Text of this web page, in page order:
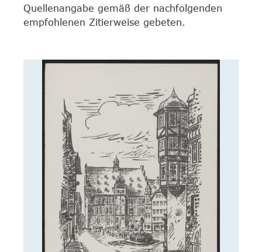
Quellenangabe gemäß der nachfolgenden
empfohlenen Zitierweise gebeten.